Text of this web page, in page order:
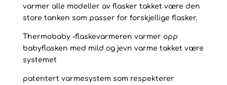
varmer alle modeller av flasker takket være den
store tanken som passer for forskjellige flasker.
Thermobaby -flaskevarmeren varmer opp
babyflasken med mild og jevn varme takket være
systemet
patentert varmesystem som respekterer